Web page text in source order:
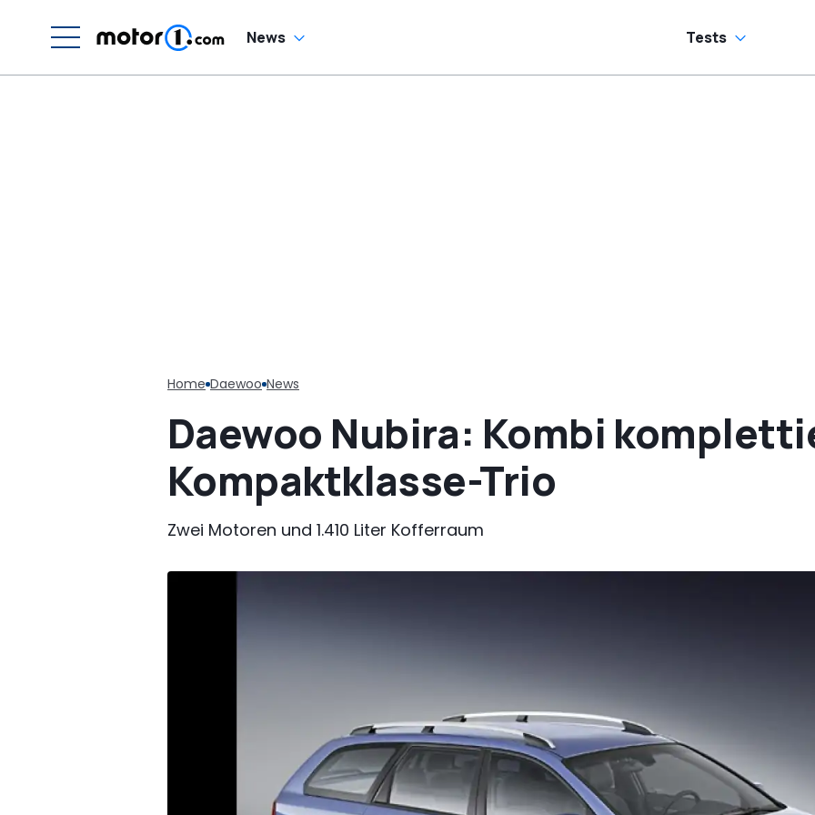
News Tests
Home Daewoo News
Daewoo Nubira: Kombi
Kompaktklasse-Trio
Zwei Motoren und 1.410 Liter Kofferraum